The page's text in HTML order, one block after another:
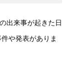
出来事が起きた日
や発表がありま